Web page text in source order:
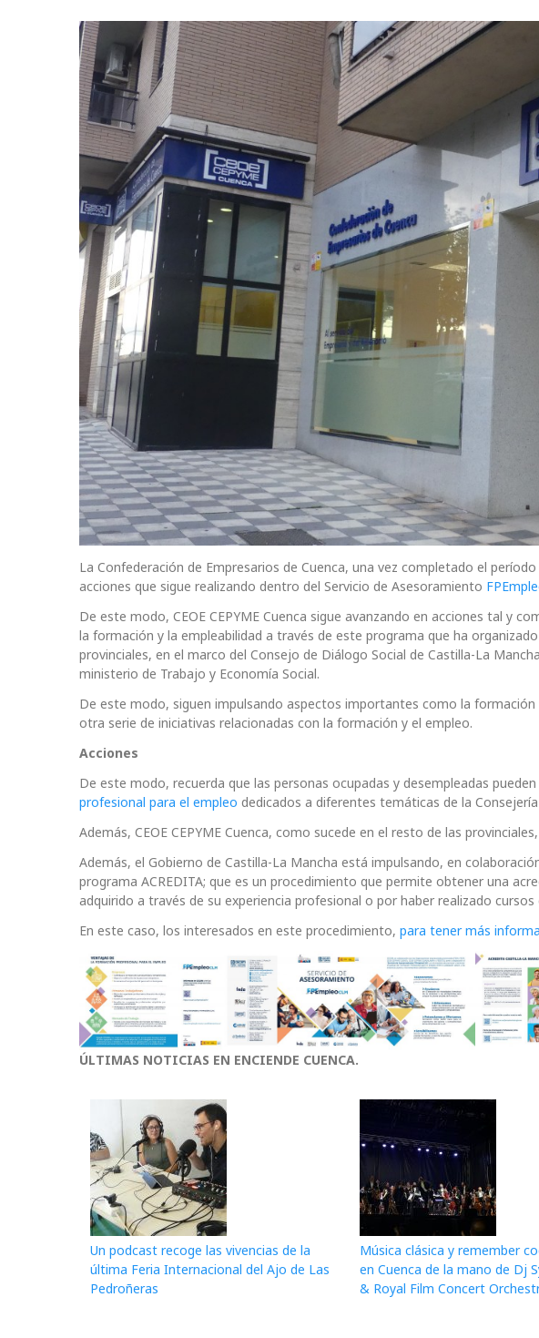
La Confederación de Empresarios de Cuenca, una vez completado el
acciones que sigue realizando dentro del Servicio de Asesoramiento
De este modo, CEOE CEPYME Cuenca sigue avanzando en acciones tal y
la formación y la empleabilidad a través de este programa que ha
provinciales, en el marco del Consejo de Diálogo Social de Castilla-La
ministerio de Trabajo y Economía Social.
De este modo, siguen impulsando aspectos importantes como la
otra serie de iniciativas relacionadas con la formación y el empleo.
Acciones
De este modo, recuerda que las personas ocupadas y desempleadas pueden
profesional para el empleo dedicados a diferentes temáticas de la
Además, CEOE CEPYME Cuenca, como sucede en el resto de las
Además, el Gobierno de Castilla-La Mancha está impulsando, en
programa ACREDITA; que es un procedimiento que permite obtener una
adquirido a través de su experiencia profesional o por haber realizado
En este caso, los interesados en este procedimiento, para tener más
ÚLTIMAS NOTICIAS EN ENCIENDE CUENCA.
Un podcast recoge las vivencias de la
última Feria Internacional del Ajo de Las
Pedroñeras
Música clásica y remember
en Cuenca de la mano de Dj
& Royal Film Concert